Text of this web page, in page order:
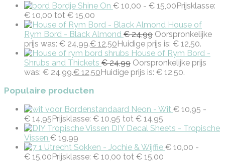
Bordje Shine On € 10,00 - € 15,00Prijsklasse:
€ 10,00 tot € 15,00
House of
Rym Bord - Black Almond €24,99 Oorspronkelijke
prijs was: € 24,99.€ 12,50Huidige prijs is: € 12,50.
House of Rym Bord -
Shrubs and Thickets €24,99 Oorspronkelijke prijs
was: € 24,99.€ 12,50Huidige prijs is: € 12,50.
Populaire producten
Bordenstandaard Neon - Wit € 10,95 -
€ 14,95Prijsklasse: € 10,95 tot € 14,95
DIY Decal Sheets - Tropische
Vissen € 19,99
Utrecht Sokken - Jochie & Wijffie € 10,00 -
€ 15,00Prijsklasse: € 10,00 tot € 15,00